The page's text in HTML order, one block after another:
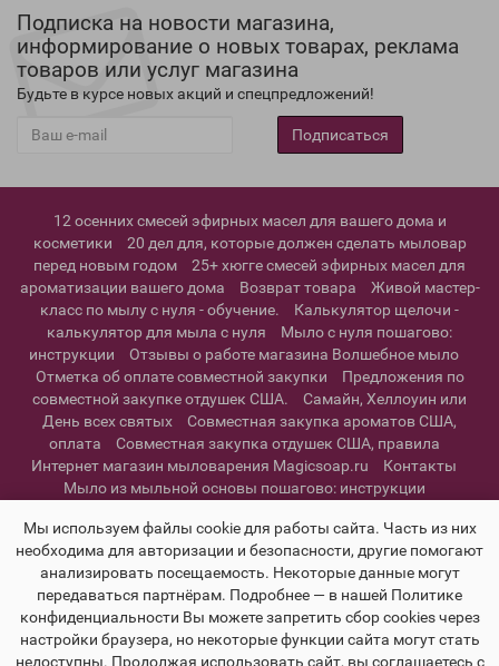
Подписка на новости магазина,
информирование о новых товарах, реклама
товаров или услуг магазина
Будьте в курсе новых акций и спецпредложений!
Подписаться
12 осенних смесей эфирных масел для вашего дома и
косметики
20 дел для, которые должен сделать мыловар
перед новым годом
25+ хюгге смесей эфирных масел для
ароматизации вашего дома
Возврат товара
Живой мастер-
класс по мылу с нуля - обучение.
Калькулятор щелочи -
калькулятор для мыла с нуля
Мыло с нуля пошагово:
инструкции
Отзывы о работе магазина Волшебное мыло
Отметка об оплате совместной закупки
Предложения по
совместной закупке отдушек США.
Самайн, Хеллоуин или
День всех святых
Совместная закупка ароматов США,
оплата
Совместная закупка отдушек США, правила
Интернет магазин мыловарения Magicsoap.ru
Контакты
Мыло из мыльной основы пошагово: инструкции
пользовательское соглашение
Мы используем файлы cookie для работы сайта. Часть из них
необходима для авторизации и безопасности, другие помогают
анализировать посещаемость. Некоторые данные могут
передаваться партнёрам. Подробнее — в нашей Политике
конфиденциальности Вы можете запретить сбор cookies через
настройки браузера, но некоторые функции сайта могут стать
недоступны. Продолжая использовать сайт, вы соглашаетесь с